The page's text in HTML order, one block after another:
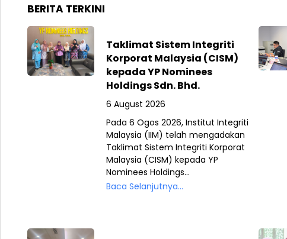
BERITA TERKINI
Taklimat Sistem Integriti
Korporat Malaysia (CISM)
kepada YP Nominees
Holdings Sdn. Bhd.
6 August 2026
Pada 6 Ogos 2026, Institut Integriti
Malaysia (IIM) telah mengadakan
Taklimat Sistem Integriti Korporat
Malaysia (CISM) kepada YP
Nominees Holdings...
Baca Selanjutnya...